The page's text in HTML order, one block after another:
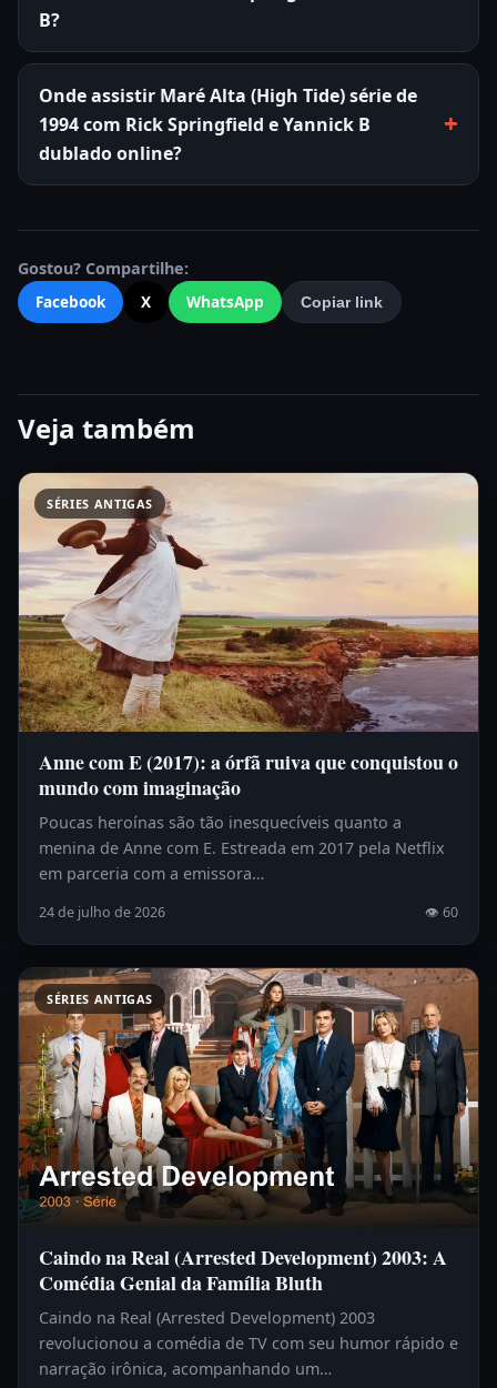
B?
Onde assistir Maré Alta (High Tide) série de
1994 com Rick Springfield e Yannick B
dublado online?
Gostou? Compartilhe:
Facebook
X WhatsApp Copiar link
Veja também
SÉRIES ANTIGAS
Anne com E (2017): a órfã ruiva que conquistou o
mundo com imaginação
Poucas heroínas são tão inesquecíveis quanto a
menina de Anne com E. Estreada em 2017 pela Netflix
em parceria com a emissora…
24 de julho de 2026 👁 60
SÉRIES ANTIGAS
Caindo na Real (Arrested Development) 2003: A
Comédia Genial da Família Bluth
Caindo na Real (Arrested Development) 2003
revolucionou a comédia de TV com seu humor rápido e
narração irônica, acompanhando um…